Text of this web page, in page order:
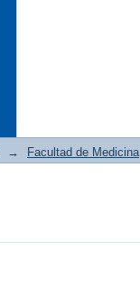
→ Facultad de Medicina